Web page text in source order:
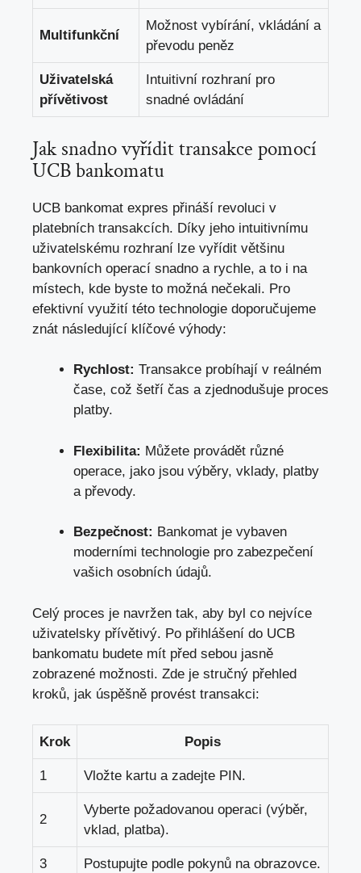
Multifunkční
Možnost vybírání, vkládání a
převodu peněz
Uživatelská
přívětivost
Intuitivní rozhraní pro
snadné ovládání
Jak snadno vyřídit transakce pomocí
UCB bankomatu
UCB bankomat expres přináší revoluci v
platebních transakcích. Díky jeho intuitivnímu
uživatelskému rozhraní lze vyřídit většinu
bankovních operací snadno a rychle, a to i na
místech, kde byste to možná nečekali. Pro
efektivní využití této technologie doporučujeme
znát následující klíčové výhody:
Rychlost: Transakce probíhají v reálném
čase, což šetří čas a zjednodušuje proces
platby.
Flexibilita: Můžete provádět různé
operace, jako jsou výběry, vklady, platby
a převody.
Bezpečnost: Bankomat je vybaven
moderními technologie pro zabezpečení
vašich osobních údajů.
Celý proces je navržen tak, aby byl co nejvíce
uživatelsky přívětivý. Po přihlášení do UCB
bankomatu budete mít před sebou jasně
zobrazené možnosti. Zde je stručný přehled
kroků, jak úspěšně provést transakci:
Krok Popis
1 Vložte kartu a zadejte PIN.
2
Vyberte požadovanou operaci (výběr,
vklad, platba).
3 Postupujte podle pokynů na obrazovce.